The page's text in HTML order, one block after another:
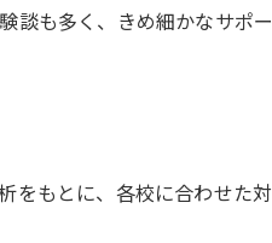
談も多く、きめ細かなサポー
をもとに、各校に合わせた対